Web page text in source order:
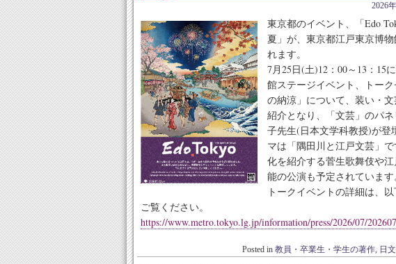
2026
東京都のイベント、「Edo
夏」が、東京都江戸東京博
れます。
7月25日(土)12：00～13：15
館ステージイベント、トー
の納涼」について、装い・
紹介となり、「文芸」のパ
子先生(日本文学科教授)が登
マは「隅田川と江戸文芸」
化を紹介する菅生歌舞伎や
能の公演も予定されています
トークイベントの詳細は、
ご覧ください。
https://www.metro.tokyo.lg.jp/information/press/2026/07/
Posted in 教員・卒業生・学生の著作, 日